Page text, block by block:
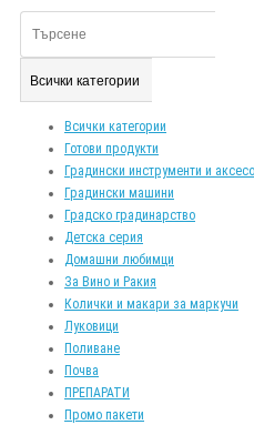
Всички категории
Всички категории
Готови продукти
Градински инструменти и
Градински машини
Градско градинарство
Детска серия
Домашни любимци
За Вино и Ракия
Колички и макари за маркучи
Луковици
Поливане
Почва
ПРЕПАРАТИ
Промо пакети